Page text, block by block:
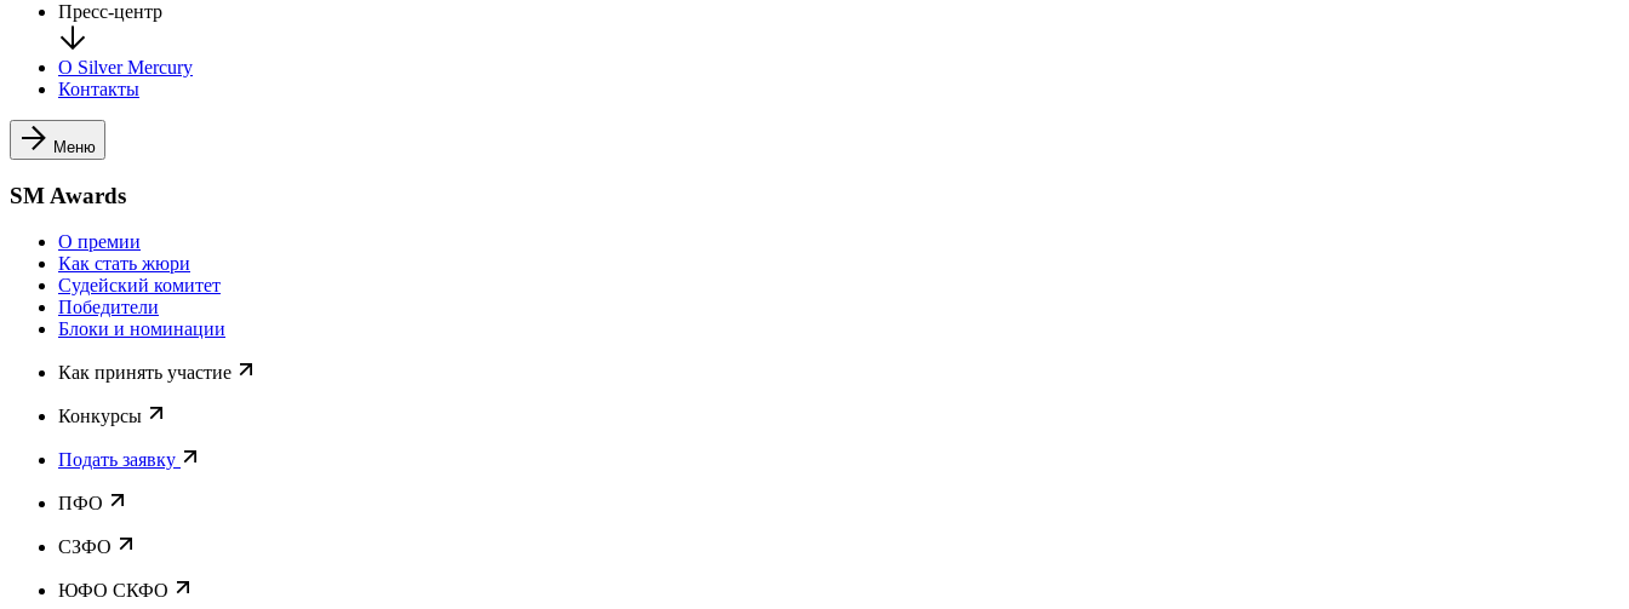
Пресс-центр
О Silver Mercury
Контакты
Меню
SM Awards
О премии
Как стать жюри
Судейский комитет
Победители
Блоки и номинации
Как принять участие
Конкурсы
Подать заявку
ПФО
СЗФО
ЮФО СКФО